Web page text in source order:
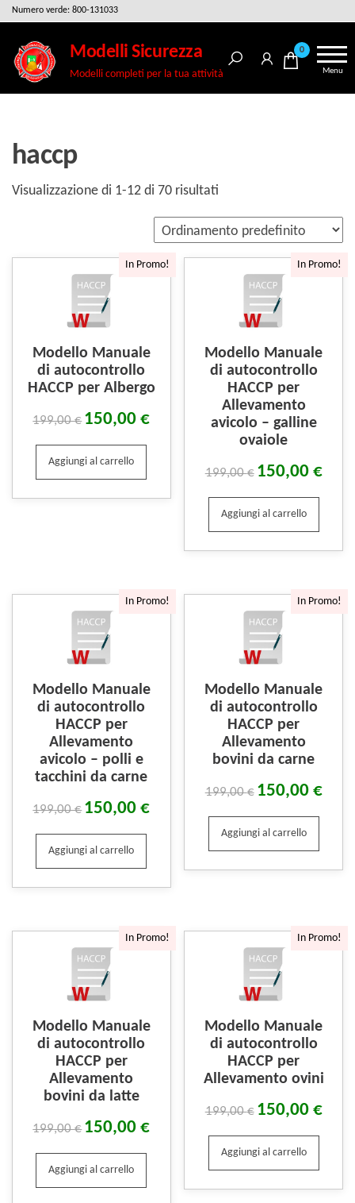
Salta
vai
contenuto
Numero verde: 800-131033
Modelli Sicurezza
Modelli completi per la tua attività
0
Menu
haccp
Visualizzazione di 1-12 di 70 risultati
In Promo!
Modello Manuale
di autocontrollo
HACCP per Albergo
199,00€ 150,00€
Aggiungi al carrello
In Promo!
Modello Manuale
di autocontrollo
HACCP per
Allevamento
avicolo – galline
ovaiole
199,00€ 150,00 €
Aggiungi al carrello
In Promo!
Modello Manuale
di autocontrollo
HACCP per
Allevamento
avicolo – polli e
tacchini da carne
199,00€ 150,00€
Aggiungi al carrello
In Promo!
Modello Manuale
di autocontrollo
HACCP per
Allevamento
bovini da carne
199,00€ 150,00 €
Aggiungi al carrello
In Promo!
Modello Manuale
di autocontrollo
HACCP per
Allevamento
bovini da latte
199,00€ 150,00€
Aggiungi al carrello
In Promo!
Modello Manuale
di autocontrollo
HACCP per
Allevamento ovini
199,00€ 150,00 €
Aggiungi al carrello